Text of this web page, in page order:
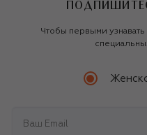
Чтобы первыми